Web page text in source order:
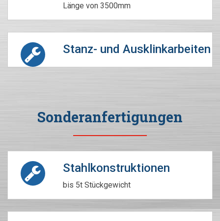
Länge von 3500mm
Stanz- und Ausklinkarbeiten
Sonderanfertigungen
Stahlkonstruktionen
bis 5t Stückgewicht